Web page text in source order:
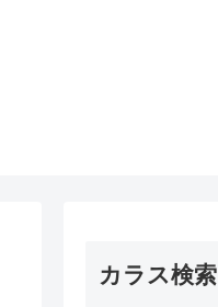
カラス検索